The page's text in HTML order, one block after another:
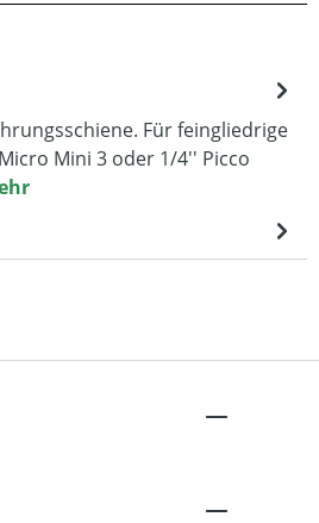
Für feingliedrige
Mini 3 oder 1/4'' Picco